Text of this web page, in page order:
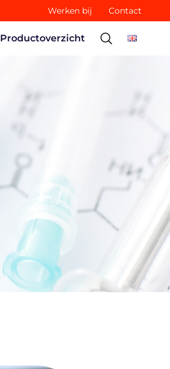
Werken bij Contact
Productoverzicht